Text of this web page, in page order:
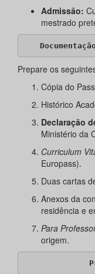
Admissão:
mestrado
Prepare os
Cópia do
Histórico
Declaração
Ministério da
Curriculum
Europass).
Duas cartas
Anexos da
residência e
Para
origem.